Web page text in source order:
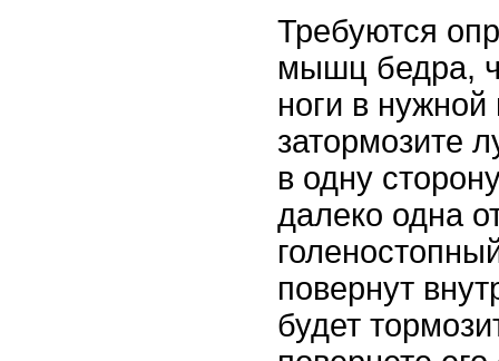
Требуются
мышц бедра,
ноги в
затормозите
в одну
далеко одна
повернут
будет